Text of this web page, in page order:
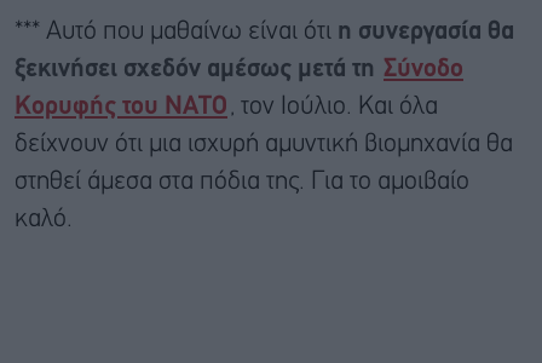
*** Αυτό που μαθαίνω είναι ότι η συνεργασία θα
ξεκινήσει σχεδόν αμέσως μετά τη Σύνοδο
Κορυφής του ΝΑΤΟ , τον Ιούλιο. Και όλα
δείχνουν ότι μια ισχυρή αμυντική βιομηχανία θα
στηθεί άμεσα στα πόδια της. Για το αμοιβαίο
καλό.